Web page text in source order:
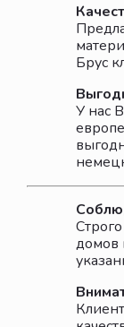
Брус
У нас
домов